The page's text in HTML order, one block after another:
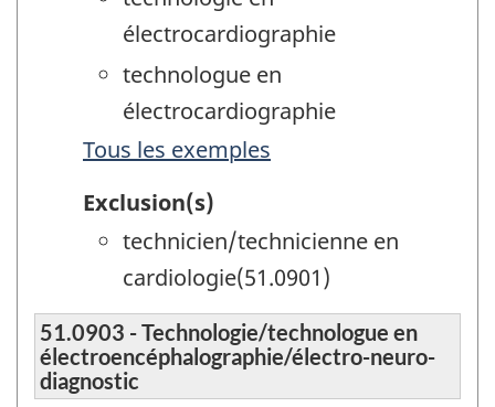
électrocardiographie
technologue en
électrocardiographie
Tous les exemples
Exclusion(s)
technicien/technicienne en
cardiologie(51.0901)
51.0903 - Technologie/technologue en
électroencéphalographie/électro-neuro-
diagnostic